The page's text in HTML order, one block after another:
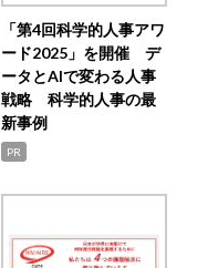
「第4回科学的人事アワ
ード2025」を開催 デ
ータとAIで変わる人事
戦略 科学的人事の最
新事例
PR